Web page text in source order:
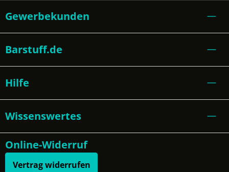
Gewerbekunden
Barstuff.de
Hilfe
Wissenswertes
Online-Widerruf
Vertrag widerrufen